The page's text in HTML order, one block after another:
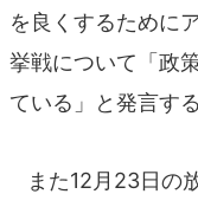
を良くするために
挙戦について「政
ている」と発言す
また12月23日の